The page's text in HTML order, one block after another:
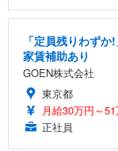
「定員残りわず
家賃補助あり
GOEN株式会社
東京都
月給30万円～
正社員